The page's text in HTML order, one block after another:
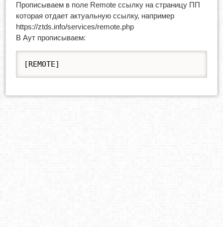
Прописываем в поле Remote ссылку на страницу ПП
которая отдает актуальную ссылку, например
https://ztds.info/services/remote.php
В Аут прописываем:
[REMOTE]